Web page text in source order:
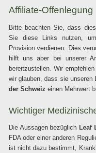
Affiliate-Offenlegung
Bitte beachten Sie, dass
Sie diese Links nutzen,
Provision verdienen. Dies
hilft uns aber bei unserer
bereitzustellen. Wir
wir glauben, dass sie unseren
der Schweiz einen Mehrwert
Wichtiger
Die Aussagen bezüglich Leaf
FDA oder einer anderen
ist nicht dazu bestimmt,